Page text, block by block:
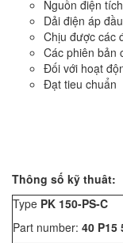
Nguồn điện
Dải điện áp
Chịu được các
Các phiên bản
Đối với hoạt
Đạt tieu chuẩn
Thông số kỹ thuât:
Type PK 150-PS-C
Part number: 40 P15